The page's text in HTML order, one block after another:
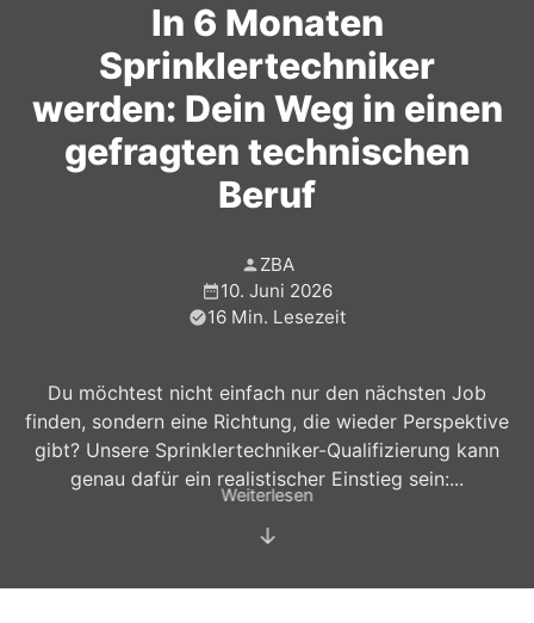
In 6 Monaten
Sprinklertechniker
werden: Dein Weg in einen
gefragten technischen
Beruf
ZBA
10. Juni 2026
16 Min. Lesezeit
Du möchtest nicht einfach nur den nächsten Job
finden, sondern eine Richtung, die wieder Perspektive
gibt? Unsere Sprinklertechniker-Qualifizierung kann
genau dafür ein realistischer Einstieg sein:...
Weiterlesen
↓